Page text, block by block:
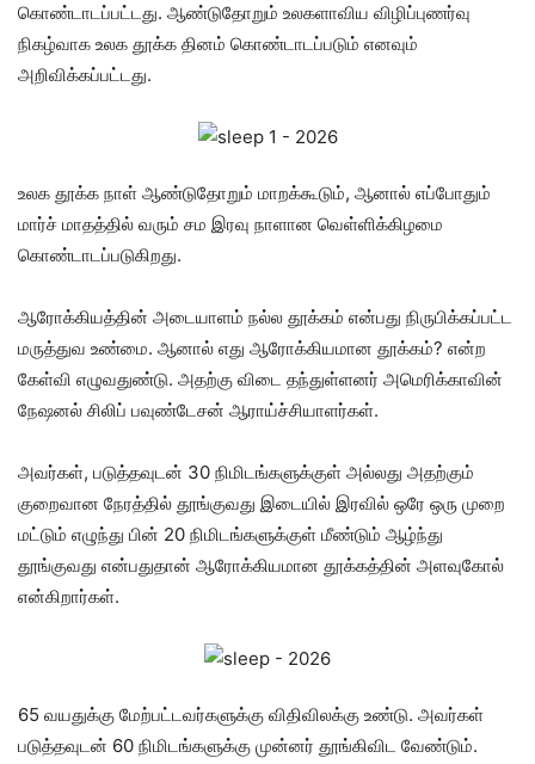
கொண்டாடப்பட்டது. ஆண்டுதோறும் உலகளாவிய விழிப்புணர்வு
நிகழ்வாக உலக தூக்க தினம் கொண்டாடப்படும் எனவும்
அறிவிக்கப்பட்டது.
உலக தூக்க நாள் ஆண்டுதோறும் மாறக்கூடும், ஆனால் எப்போதும்
மார்ச் மாதத்தில் வரும் சம இரவு நாளான வெள்ளிக்கிழமை
கொண்டாடப்படுகிறது.
ஆரோக்கியத்தின் அடையாளம் நல்ல தூக்கம் என்பது நிருபிக்கப்பட்ட
மருத்துவ உண்மை. ஆனால் எது ஆரோக்கியமான தூக்கம்? என்ற
கேள்வி எழுவதுண்டு. அதற்கு விடை தந்துள்ளனர் அமெரிக்காவின்
நேஷனல் சிலிப் பவுண்டேசன் ஆராய்ச்சியாளர்கள்.
அவர்கள், படுத்தவுடன் 30 நிமிடங்களுக்குள் அல்லது அதற்கும்
குறைவான நேரத்தில் தூங்குவது இடையில் இரவில் ஒரே ஒரு முறை
மட்டும் எழுந்து பின் 20 நிமிடங்களுக்குள் மீண்டும் ஆழ்ந்து
தூங்குவது என்பதுதான் ஆரோக்கியமான தூக்கத்தின் அளவுகோல்
என்கிறார்கள்.
65 வயதுக்கு மேற்பட்டவர்களுக்கு விதிவிலக்கு உண்டு. அவர்கள்
படுத்தவுடன் 60 நிமிடங்களுக்கு முன்னர் தூங்கிவிட வேண்டும்.